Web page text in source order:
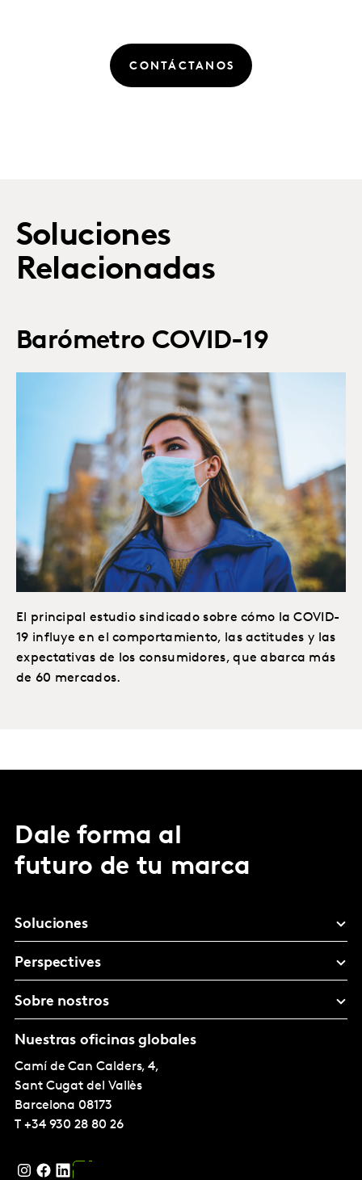
CONTÁCTANOS
Soluciones
Relacionadas
Barómetro COVID-19
El principal estudio sindicado sobre cómo la COVID-
19 influye en el comportamiento, las actitudes y las
expectativas de los consumidores, que abarca más
de 60 mercados.
Dale forma al
futuro de tu marca
Soluciones
Perspectives
Sobre nostros
Nuestras oficinas globales
Camí de Can Calders, 4,
Sant Cugat del Vallès
Barcelona 08173
T +34 930 28 80 26